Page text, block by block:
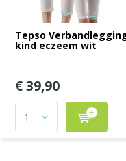
Tepso
kind eczeem wit
€ 39,90